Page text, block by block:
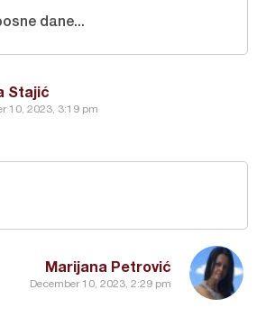
Stajić
10, 2023, 3:19 pm
dane...
Marijana Petrović
December 10, 2023, 2:29 pm